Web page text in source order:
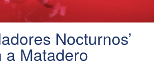
Nocturnos’
a Matadero